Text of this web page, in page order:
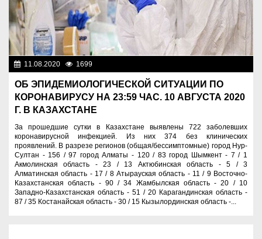
11.08.2020 1699
ОБ ЭПИДЕМИОЛОГИЧЕСКОЙ СИТУАЦИИ ПО
КОРОНАВИРУСУ НА 23:59 ЧАС. 10 АВГУСТА 2020
Г. В КАЗАХСТАНЕ
За прошедшие сутки в Казахстане выявлены 722 заболевших
коронавирусной инфекцией. Из них 374 без клинических
проявлений. В разрезе регионов (общая/бессимптомные) город Нур-
Султан - 156 / 97 город Алматы - 120 / 83 город Шымкент - 7 / 1
Акмолинская область - 23 / 13 Актюбинская область - 5 / 3
Алматинская область - 17 / 8 Атырауская область - 11 / 9 Восточно-
Казахстанская область - 90 / 34 Жамбылская область - 20 / 10
Западно-Казахстанская область - 51 / 20 Карагандинская область -
87 / 35 Костанайская область - 30 / 15 Кызылординская область -...